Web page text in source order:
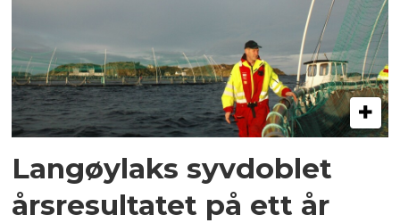
Langøylaks syvdoblet
årsresultatet på ett år